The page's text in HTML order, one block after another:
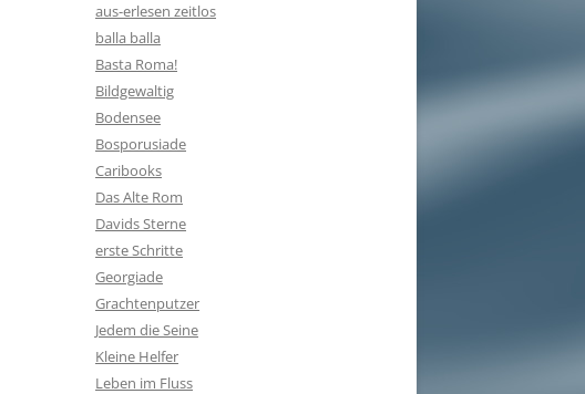
aus-erlesen zeitlos
balla balla
Basta Roma!
Bildgewaltig
Bodensee
Bosporusiade
Caribooks
Das Alte Rom
Davids Sterne
erste Schritte
Georgiade
Grachtenputzer
Jedem die Seine
Kleine Helfer
Leben im Fluss